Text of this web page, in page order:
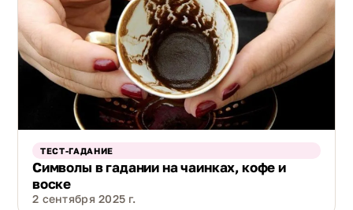
ТЕСТ-ГАДАНИЕ
Символы в гадании на чаинках, кофе и
воске
2 сентября 2025 г.